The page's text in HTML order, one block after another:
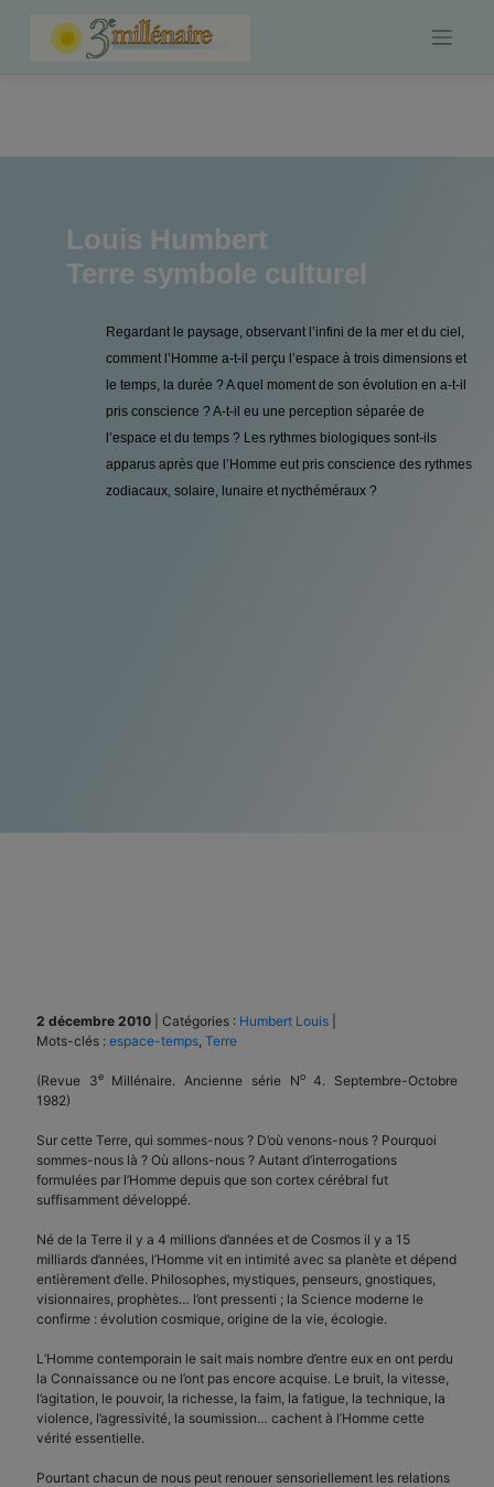
Louis Humbert
Terre symbole culturel
Regardant le paysage, observant l’infini de la mer et du ciel,
comment l’Homme a-t-il perçu l’espace à trois dimensions et
le temps, la durée ? A quel moment de son évolution en a-t-il
pris conscience ? A-t-il eu une perception séparée de
l’espace et du temps ? Les rythmes biologiques sont-ils
apparus après que l’Homme eut pris conscience des rythmes
zodiacaux, solaire, lunaire et nycthéméraux ?
2 décembre 2010 Catégories : Humbert Louis
Mots-clés : espace-temps Terre
(Revue 3eMillénaire. Ancienne série No4. Septembre-Octobre
1982)
Sur cette Terre, qui sommes-nous ? D’où venons-nous ? Pourquoi
sommes-nous là ? Où allons-nous ? Autant d’interrogations
formulées par l’Homme depuis que son cortex cérébral fut
suffisamment développé.
Né de la Terre il y a 4 millions d’années et de Cosmos il y a 15
milliards d’années, l’Homme vit en intimité avec sa planète et dépend
entièrement d’elle. Philosophes, mystiques, penseurs, gnostiques,
visionnaires, prophètes… l’ont pressenti ; la Science moderne le
confirme : évolution cosmique, origine de la vie, écologie.
L’Homme contemporain le sait mais nombre d’entre eux en ont perdu
la Connaissance ou ne l’ont pas encore acquise. Le bruit, la vitesse,
l’agitation, le pouvoir, la richesse, la faim, la fatigue, la technique, la
violence, l’agressivité, la soumission… cachent à l’Homme cette
vérité essentielle.
Pourtant chacun de nous peut renouer sensoriellement les relations